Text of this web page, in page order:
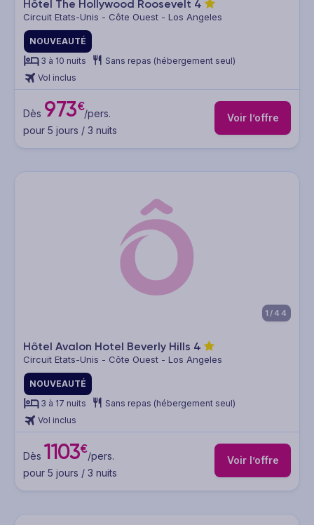
Hôtel The Hollywood Roosevelt 4
Circuit Etats-Unis - Côte Ouest - Los Angeles
NOUVEAUTÉ
3 à 10 nuits
Sans repas (hébergement seul)
Vol inclus
Dès 973€/pers.
pour 5 jours / 3 nuits
Voir l’offre
1/44
Hôtel Avalon Hotel Beverly Hills 4
Circuit Etats-Unis - Côte Ouest - Los Angeles
NOUVEAUTÉ
3 à 17 nuits
Sans repas (hébergement seul)
Vol inclus
Dès 1103€/pers.
pour 5 jours / 3 nuits
Voir l’offre